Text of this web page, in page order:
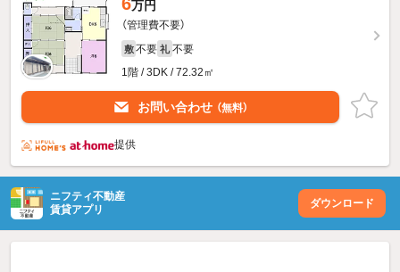
万円
（管理費不要）
敷 不要 礼 不要
1階 / 3DK / 72.32㎡
お問い合わせ （無料）
提供
ニフティ不動産
賃貸アプリ
ダウンロード